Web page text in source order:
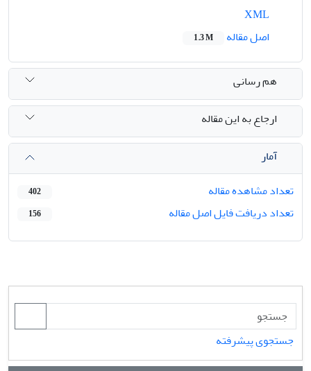
اصل مقاله
1.3 M
هم رسانی
ارجاع به این مقاله
آمار
تعداد مشاهده مقاله
402
تعداد دریافت فایل اصل مقاله 156
جستجوی پیشرفته